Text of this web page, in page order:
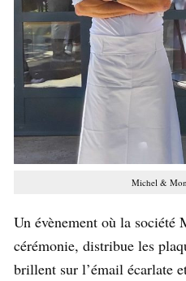
Michel &
Un évènement où la société
cérémonie, distribue les
brillent sur l’émail écarlate